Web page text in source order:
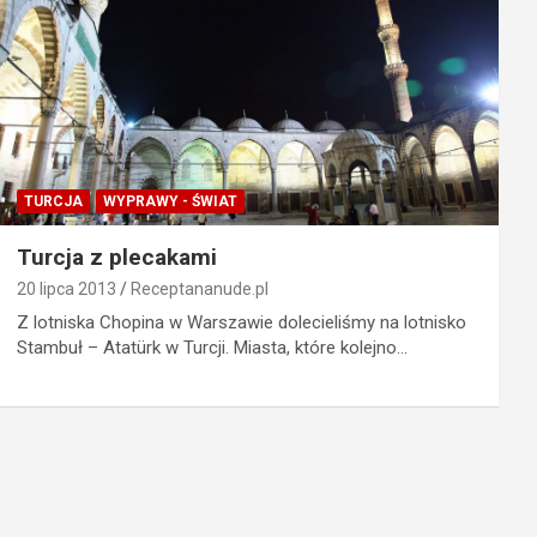
TURCJA WYPRAWY - ŚWIAT
Turcja z plecakami
20 lipca 2013 Receptananude.pl
Z lotniska Chopina w Warszawie dolecieliśmy na lotnisko
Stambuł – Atatürk w Turcji. Miasta, które kolejno…